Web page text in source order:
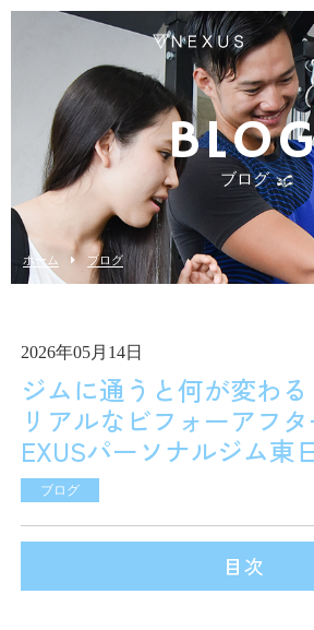
ブログ
ホーム ブログ
2026年05月14日
ジムに通うと何が変わ
リアルなビフォーアフ
EXUSパーソナルジム東
ブログ
目次